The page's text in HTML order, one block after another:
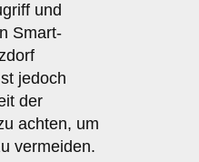
und
Smart-
jedoch
der
achten, um
vermeiden.